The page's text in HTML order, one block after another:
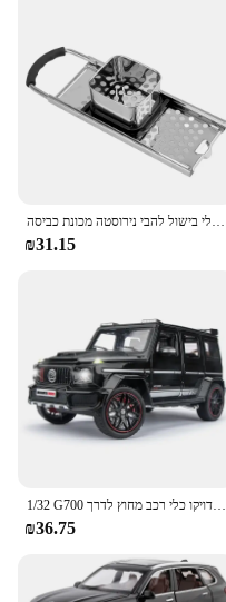
יצרן אטריות ידני מטבח גאדג 'טים בישול פסטה כלי בישול להבי נירוסטה מכונת כביסה
₪31.15
1/32 G700 מכונית סגסוגת מודל רכב דויקו כלי רכב מחוץ לדרך suv עם צליל n קל n 111 מתנה לילדים
₪36.75